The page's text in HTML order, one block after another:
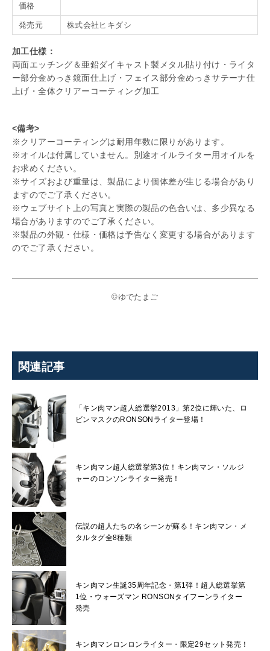
価格
発売元 株式会社ヒキダシ
加工仕様：
両面エッチング＆亜鉛ダイキャスト製メタル貼り付け・ライタ
ー部分金めっき鏡面仕上げ・フェイス部分金めっきサテーナ仕
上げ・全体クリアーコーティング加工
<備考>
※クリアーコーティングは耐用年数に限りがあります。
※オイルは付属していません。別途オイルライター用オイルを
お求めください。
※サイズおよび重量は、製品により個体差が生じる場合があり
ますのでご了承ください。
※ウェブサイト上の写真と実際の製品の色合いは、多少異なる
場合がありますのでご了承ください。
※製品の外観・仕様・価格は予告なく変更する場合があります
のでご了承ください。
©ゆでたまご
関連記事
「キン肉マン超人総選挙2013」第2位に輝いた、ロ
ビンマスクのRONSONライター登場！
キン肉マン超人総選挙第3位！キン肉マン・ソルジ
ャーのロンソンライター発売！
伝説の超人たちの名シーンが蘇る！キン肉マン・メ
タルタグ全8種類
キン肉マン生誕35周年記念・第1弾！超人総選挙第
1位・ウォーズマン RONSONタイフーンライター
発売
キン肉マンロンロンライター・限定29セット発売！